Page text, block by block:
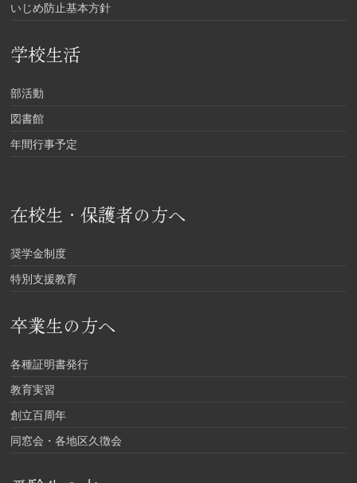
いじめ防止基本方針
学校生活
部活動
図書館
年間行事予定
在校生・保護者の方へ
奨学金制度
特別支援教育
卒業生の方へ
各種証明書発行
教育実習
創立百周年
同窓会・各地区久徴会